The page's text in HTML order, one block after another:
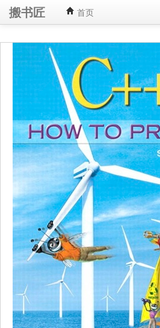
搬书匠 首页